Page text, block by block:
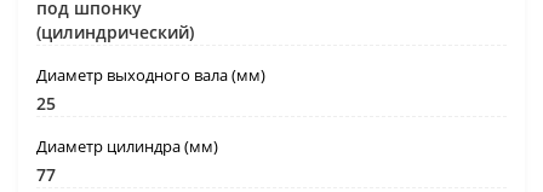
под шпонку
(цилиндрический)
Диаметр выходного вала (мм)
25
Диаметр цилиндра (мм)
77